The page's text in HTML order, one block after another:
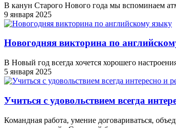
В канун Старого Нового года мы вспоминаем
9 января 2025
Новогодняя викторина по
В Новый год всегда хочется хорошего
5 января 2025
Учиться с удовольствием всегда
Командная работа, умение договариваться,